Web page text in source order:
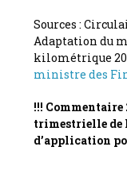
Sources :
Adaptation du
kilométrique
ministre des
!!! Commentaire
trimestrielle de
d’application